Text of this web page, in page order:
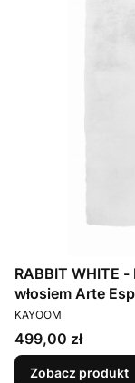
RABBIT WHITE
włosiem Arte
PRODUCENT
KAYOOM
Cena
499,00 zł
Zobacz produkt